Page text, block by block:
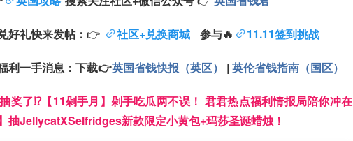
好礼快来发帖： 👉 社区+兑换商城 参与🔥 11.11签到挑战
利一手消息： 下载👉英国省钱快报（英区） | 英伦省钱指南（国区）
奖了⁉️【11剁手月】剁手吃瓜两不误！ 君君热点福利情报局陪你冲在
抽JellycatXSelfridges新款限定小黄包+玛莎圣诞蜡烛！